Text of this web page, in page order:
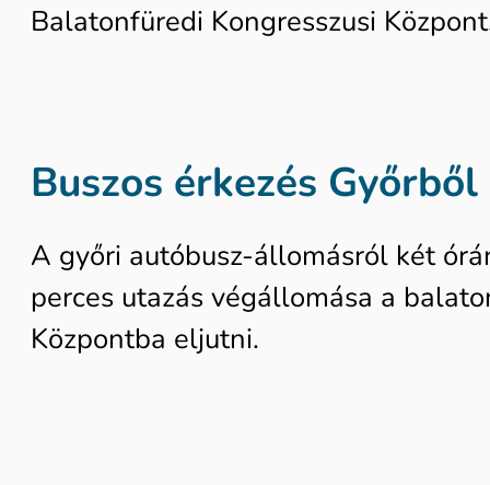
Balatonfüredi Kongresszusi
Buszos érkezés Győrből
A győri autóbusz-állomásról két
perces utazás végállomása a
Központba eljutni.